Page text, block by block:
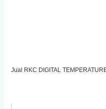
Jual RKC DIGITAL